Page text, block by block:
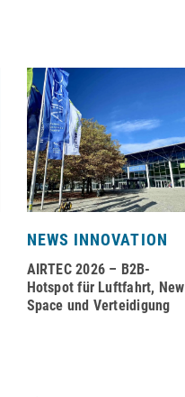
NEWS INNOVATION
AIRTEC 2026 – B2B-
Hotspot für Luftfahrt, New
Space und Verteidigung